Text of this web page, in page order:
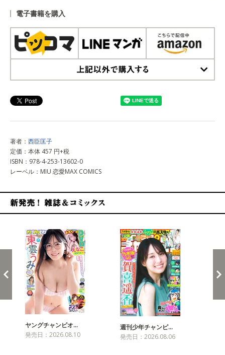
電子書籍を購入
著者： 西臣匡子
定価：本体 457 円+税
ISBN：978-4-253-13602-0
レーベル：MIU 恋愛MAX COMICS
ヤングチャンピオ…
発売日：2026.08.10
週刊少年チャンピ…
発売日：2026.08.06